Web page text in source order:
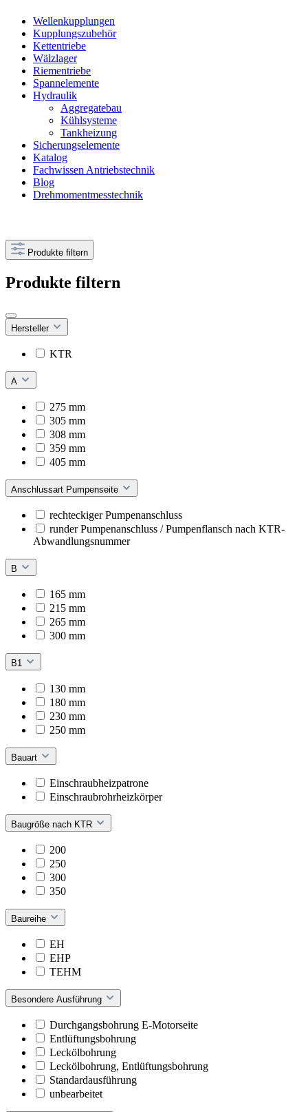
Wellenkupplungen
Kupplungszubehör
Kettentriebe
Wälzlager
Riementriebe
Spannelemente
Hydraulik
Aggregatebau
Kühlsysteme
Tankheizung
Sicherungselemente
Katalog
Fachwissen Antriebstechnik
Blog
Drehmomentmesstechnik
Produkte filtern
Produkte filtern
Hersteller
KTR
A
275 mm
305 mm
308 mm
359 mm
405 mm
Anschlussart Pumpenseite
rechteckiger Pumpenanschluss
runder Pumpenanschluss / Pumpenflansch nach KTR-
Abwandlungsnummer
B
165 mm
215 mm
265 mm
300 mm
B1
130 mm
180 mm
230 mm
250 mm
Bauart
Einschraubheizpatrone
Einschraubrohrheizkörper
Baugröße nach KTR
200
250
300
350
Baureihe
EH
EHP
TEHM
Besondere Ausführung
Durchgangsbohrung E-Motorseite
Entlüftungsbohrung
Leckölbohrung
Leckölbohrung, Entlüftungsbohrung
Standardausführung
unbearbeitet